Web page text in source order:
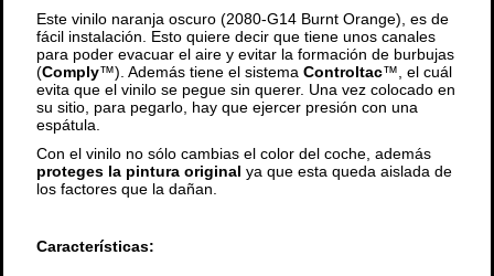
Este vinilo naranja oscuro (2080-G14 Burnt Orange), es de
fácil instalación. Esto quiere decir que tiene unos canales
para poder evacuar el aire y evitar la formación de burbujas
(Comply™). Además tiene el sistema Controltac™, el cuál
evita que el vinilo se pegue sin querer. Una vez colocado en
su sitio, para pegarlo, hay que ejercer presión con una
espátula.
Con el vinilo no sólo cambias el color del coche, además
proteges la pintura original ya que esta queda aislada de
los factores que la dañan.
Características: